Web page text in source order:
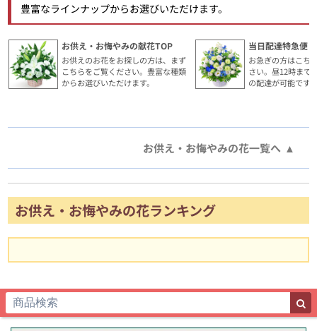
豊富なラインナップからお選びいただけます。
お供え・お悔やみの献花TOP
お供えのお花をお探しの方は、まず
こちらをご覧ください。豊富な種類
からお選びいただけます。
当日配達特急便
お急ぎの方はこち
さい。昼12時まで
の配達が可能です
お供え・お悔やみの花一覧へ
お供え・お悔やみの花ランキング